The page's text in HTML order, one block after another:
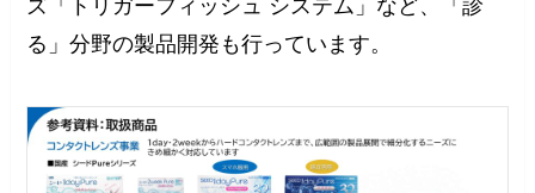
ズ「トリガーフィッシュ システム」など、「診
る」分野の製品開発も行っています。